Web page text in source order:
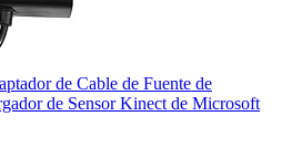
de Cable de Fuente de
de Sensor Kinect de Microsoft